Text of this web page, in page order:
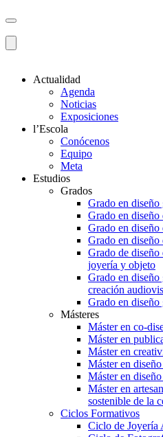
Actualidad
Agenda
Noticias
Exposiciones
l’Escola
Conócenos
Equipo
Meta
Estudios
Grados
Grado en diseño
Grado en diseño
Grado en diseño
Grado en diseño
Grado de
joyería y objeto
Grado en
creación
Grado en
Másteres
Máster en co-
Máster en
Máster en
Máster en
Máster en
Máster en
sostenible de la
Ciclos Formativos
Ciclo de Joyería